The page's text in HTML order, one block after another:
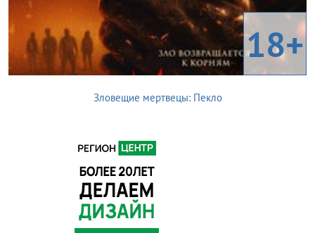
18+
Зловещие мертвецы: Пекло